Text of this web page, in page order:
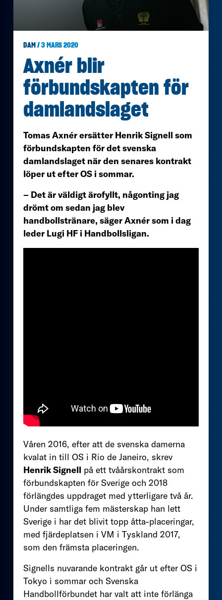
DAM / 3 MARS 2020
Axnér blir
förbundskapten för
damlandslaget
Tomas Axnér ersätter Henrik Signell som
förbundskapten för det svenska
damlandslaget när den senares kontrakt
löper ut efter OS i sommar.
– Det är väldigt ärofyllt, någonting jag
drömt om sedan jag blev
handbollstränare, säger Axnér som i dag
leder Lugi HF i Handbollsligan.
Våren 2016, efter att de svenska damerna
kvalat in till OS i Rio de Janeiro, skrev
Henrik Signell på ett tvåårskontrakt som
förbundskapten för Sverige och 2018
förlängdes uppdraget med ytterligare två år.
Under samtliga fem mästerskap han lett
Sverige i har det blivit topp åtta-placeringar,
med fjärdeplatsen i VM i Tyskland 2017,
som den främsta placeringen.
Signells nuvarande kontrakt går ut efter OS i
Tokyo i sommar och Svenska
Handbollförbundet har valt att inte förlänga